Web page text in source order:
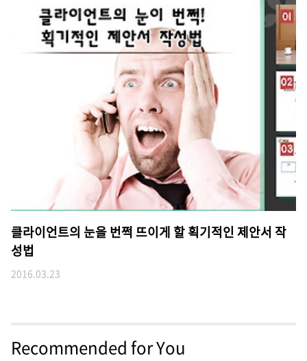
클라이언트의 눈을 번쩍 뜨이게 할 획기적인 제안서 작
성법
2016.03.23
Recommended for You